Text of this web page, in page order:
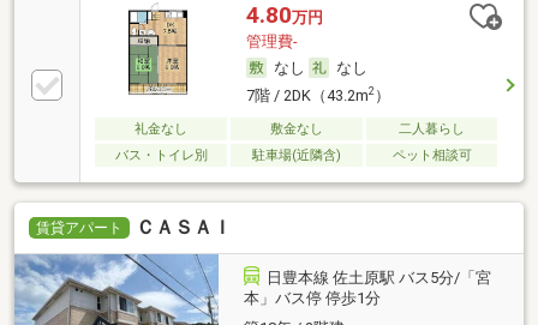
4.80万円
管理費-
なし
なし
7階 / 2DK（43.2m2）
礼金なし 敷金なし
二人暮らし
バス・トイレ別
駐車場(近隣含) ペット相談可
賃貸アパート ＣＡＳＡＩ
日豊本線 佐土原駅 バス5分/「宮
本」バス停 停歩1分